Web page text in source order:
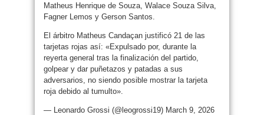
Matheus Henrique de Souza, Walace Souza Silva,
Fagner Lemos y Gerson Santos.
El árbitro Matheus Candaçan justificó 21 de las
tarjetas rojas así: «Expulsado por, durante la
reyerta general tras la finalización del partido,
golpear y dar puñetazos y patadas a sus
adversarios, no siendo posible mostrar la tarjeta
roja debido al tumulto».
— Leonardo Grossi (@leogrossi19) March 9, 2026